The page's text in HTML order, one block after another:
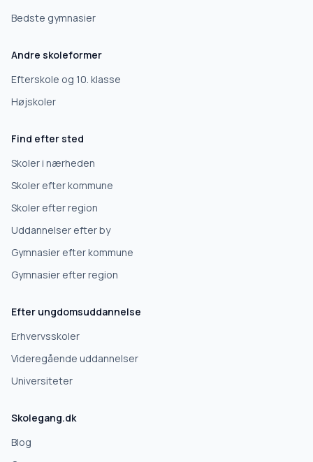
10. klasse
Erhvervsuddannelse
Videregående uddannelse
Bedste gymnasier
Andre skoleformer
Efterskole og 10. klasse
Højskoler
Find efter sted
Skoler i nærheden
Skoler efter kommune
Skoler efter region
Uddannelser efter by
Gymnasier efter kommune
Gymnasier efter region
Efter ungdomsuddannelse
Erhvervsskoler
Videregående uddannelser
Universiteter
Skolegang.dk
Blog